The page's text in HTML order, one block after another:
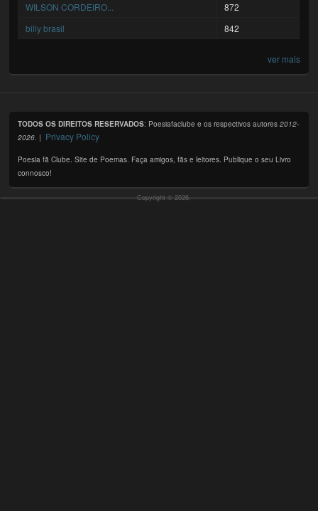
WILSON CORDEIRO...
872
billy brasil
842
ver mais
TODOS OS DIREITOS RESERVADOS: Poesiafaclube e os respectivos autores2012-
2026. | Privacy Policy
Poesia fã Clube. Site de Poemas. Faça amigos, fãs e leitores. Publique o seu Livro
connosco!
Copyright © 2026,